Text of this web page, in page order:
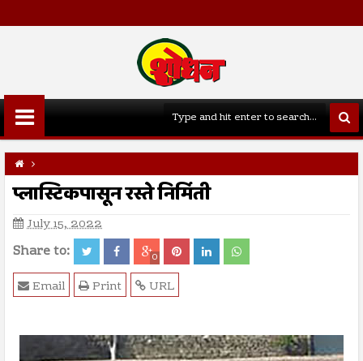
प्लास्टिकपासून रस्ते निर्मिती
July 15, 2022
Share to: 0
URL
Print
Email